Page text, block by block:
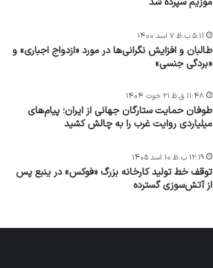
طالبان و افزایش نگرانی‌ها در مورد «ازدواج اجباری» و
«بردگی جنسی»
۵:۱۱ ب.ظ ۷ اسد ۱۴۰۰
طوفان حمایت ستارگان جهانی از ایران؛ پیام‌های
میلیاردی روایت غرب را به چالش کشید
۱۱:۴۸ ق.ظ ۲۱ حوت ۱۴۰۴
توقف خط تولید کارخانه بزرگ «فوکس» در ینبع پس
از آتش‌سوزی گسترده
۱۲:۱۹ ب.ظ ۱۰ اسد ۱۴۰۵